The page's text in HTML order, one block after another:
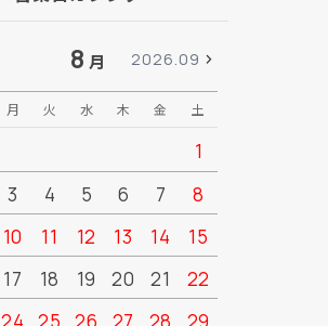
8 月 2026.09
月 火 水 木 金 土
1
3 4 5 6 7
8
10 11 12 13 14
15
17 18 19 20 21
22
24 25 26 27 28 29